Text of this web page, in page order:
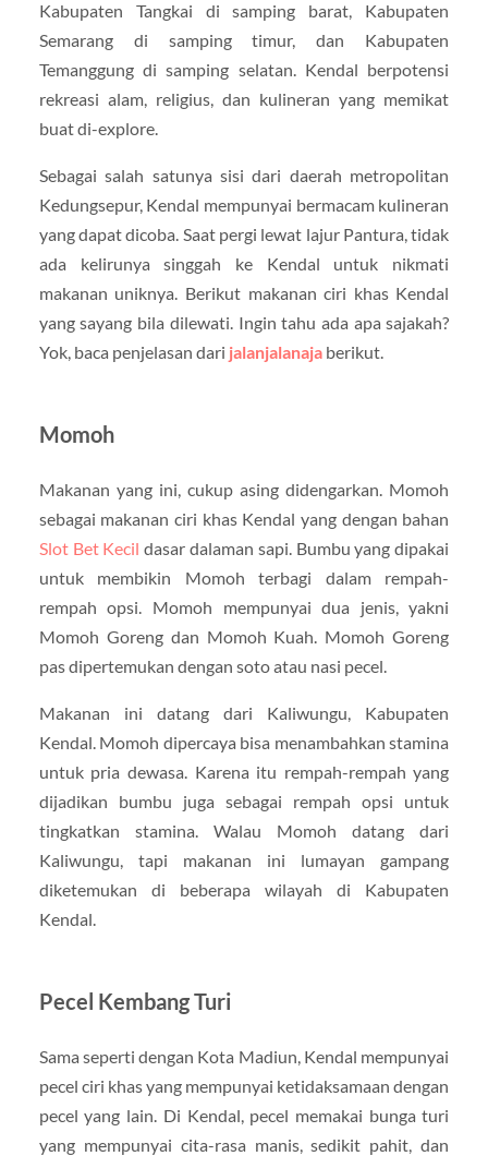
Kabupaten Tangkai di samping barat, Kabupaten
Semarang di samping timur, dan Kabupaten
Temanggung di samping selatan. Kendal berpotensi
rekreasi alam, religius, dan kulineran yang memikat
buat di-explore.
Sebagai salah satunya sisi dari daerah metropolitan
Kedungsepur, Kendal mempunyai bermacam kulineran
yang dapat dicoba. Saat pergi lewat lajur Pantura, tidak
ada kelirunya singgah ke Kendal untuk nikmati
makanan uniknya. Berikut makanan ciri khas Kendal
yang sayang bila dilewati. Ingin tahu ada apa sajakah?
Yok, baca penjelasan dari jalanjalanajaberikut.
Momoh
Makanan yang ini, cukup asing didengarkan. Momoh
sebagai makanan ciri khas Kendal yang dengan bahan
Slot Bet Kecil dasar dalaman sapi. Bumbu yang dipakai
untuk membikin Momoh terbagi dalam rempah-
rempah opsi. Momoh mempunyai dua jenis, yakni
Momoh Goreng dan Momoh Kuah. Momoh Goreng
pas dipertemukan dengan soto atau nasi pecel.
Makanan ini datang dari Kaliwungu, Kabupaten
Kendal. Momoh dipercaya bisa menambahkan stamina
untuk pria dewasa. Karena itu rempah-rempah yang
dijadikan bumbu juga sebagai rempah opsi untuk
tingkatkan stamina. Walau Momoh datang dari
Kaliwungu, tapi makanan ini lumayan gampang
diketemukan di beberapa wilayah di Kabupaten
Kendal.
Pecel Kembang Turi
Sama seperti dengan Kota Madiun, Kendal mempunyai
pecel ciri khas yang mempunyai ketidaksamaan dengan
pecel yang lain. Di Kendal, pecel memakai bunga turi
yang mempunyai cita-rasa manis, sedikit pahit, dan